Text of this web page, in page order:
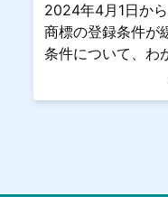
2024年4月1日か
商標の登録条件が
条件について、わ